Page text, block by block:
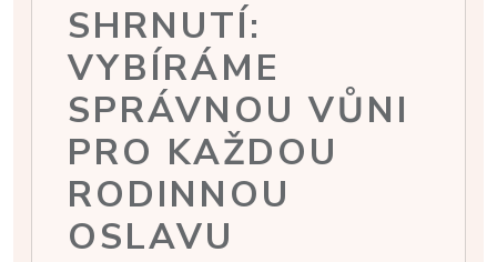
SHRNUTÍ:
VYBÍRÁME
SPRÁVNOU VŮNI
PRO KAŽDOU
RODINNOU
OSLAVU